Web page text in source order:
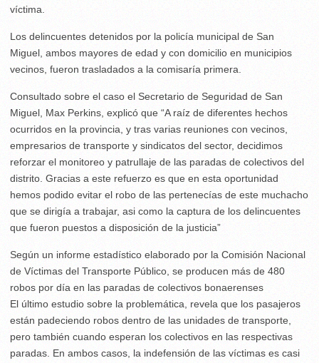
víctima.
Los delincuentes detenidos por la policía municipal de San
Miguel, ambos mayores de edad y con domicilio en municipios
vecinos, fueron trasladados a la comisaría primera.
Consultado sobre el caso el Secretario de Seguridad de San
Miguel, Max Perkins, explicó que “A raíz de diferentes hechos
ocurridos en la provincia, y tras varias reuniones con vecinos,
empresarios de transporte y sindicatos del sector, decidimos
reforzar el monitoreo y patrullaje de las paradas de colectivos del
distrito. Gracias a este refuerzo es que en esta oportunidad
hemos podido evitar el robo de las pertenecías de este muchacho
que se dirigía a trabajar, asi como la captura de los delincuentes
que fueron puestos a disposición de la justicia”
Según un informe estadístico elaborado por la Comisión Nacional
de Víctimas del Transporte Público, se producen más de 480
robos por día en las paradas de colectivos bonaerenses
El último estudio sobre la problemática, revela que los pasajeros
están padeciendo robos dentro de las unidades de transporte,
pero también cuando esperan los colectivos en las respectivas
paradas. En ambos casos, la indefensión de las víctimas es casi